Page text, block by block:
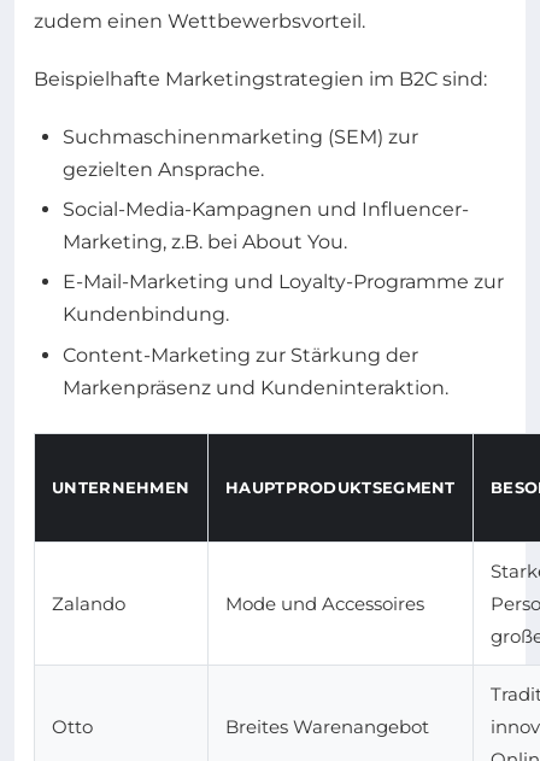
zudem einen Wettbewerbsvorteil.
Beispielhafte Marketingstrategien im B2C sind:
Suchmaschinenmarketing (SEM) zur
gezielten Ansprache.
Social-Media-Kampagnen und Influencer-
Marketing, z.B. bei About You.
E-Mail-Marketing und Loyalty-Programme zur
Kundenbindung.
Content-Marketing zur Stärkung der
Markenpräsenz und Kundeninteraktion.
UNTERNEHMEN HAUPTPRODUKTSEGMENT
Zalando Mode und Accessoires
Otto Breites Warenangebot